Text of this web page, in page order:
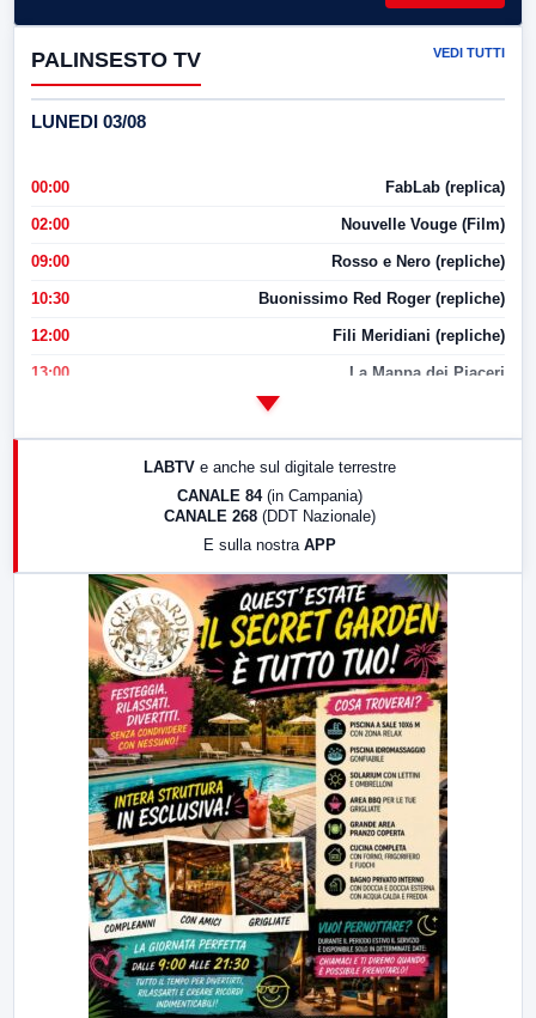
PALINSESTO TV VEDI TUTTI
LUNEDI 03/08
00:00 FabLab (replica)
02:00 Nouvelle Vouge (Film)
09:00 Rosso e Nero (repliche)
10:30 Buonissimo Red Roger (repliche)
12:00 Fili Meridiani (repliche)
13:00 La Mappa dei Piaceri
LabNews (replica)
LABTV e anche sul digitale terrestre
CANALE 84 (in Campania)
CANALE 268 (DDT Nazionale)
E sulla nostra APP